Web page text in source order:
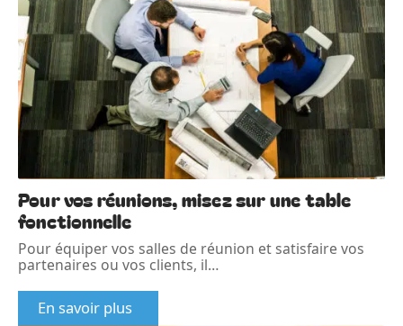
Pour vos réunions, misez sur une table
fonctionnelle
Pour équiper vos salles de réunion et satisfaire vos
partenaires ou vos clients, il…
En savoir plus